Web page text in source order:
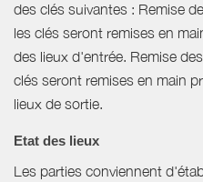
des clés suivantes : Remise
les clés seront remises en
des lieux d'entrée. Remise
clés seront remises en main
lieux de sortie.
Etat des lieux
Les parties conviennent